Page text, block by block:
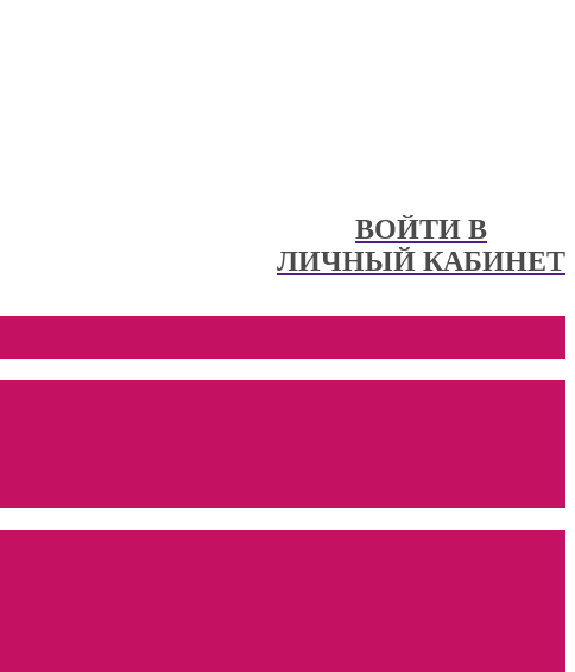
ВОЙТИ В
ЛИЧНЫЙ КАБИНЕТ